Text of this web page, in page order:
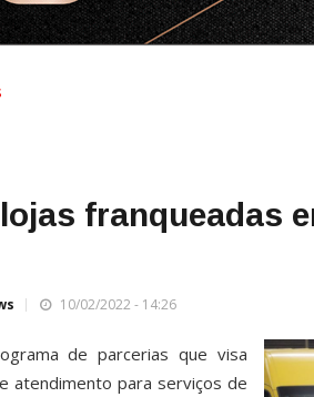
franqueadas
10/02/2022 - 14:26
de parcerias que visa
atendimento para serviços de